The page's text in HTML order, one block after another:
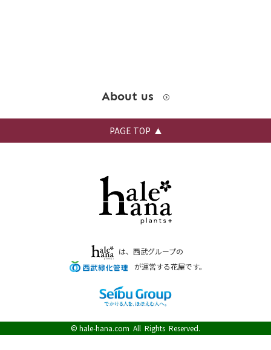
About us
PAGE TOP
は、西武グループの
が運営する花屋です。
© hale-hana.com All Rights Reserved.